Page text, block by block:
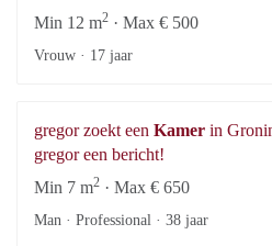
Min 12 m2 · Max € 500
Vrouw · 17 jaar
gregor zoekt een Kamer in
gregor een bericht!
Min 7 m2 · Max € 650
Man · Professional · 38 jaar